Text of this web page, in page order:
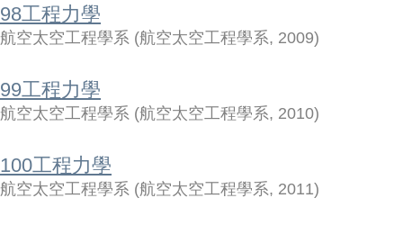
98工程力學
航空太空工程學系 (航空太空工程學系, 2009)
99工程力學
航空太空工程學系 (航空太空工程學系, 2010)
100工程力學
航空太空工程學系 (航空太空工程學系, 2011)